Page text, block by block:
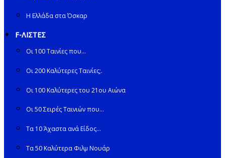
Η Ελλάδα στα Όσκαρ
F-ΛΙΣΤΕΣ
Οι 100 Ταινίες που…
Οι 200 Καλύτερες Ταινίες;.
Οι 100 Καλύτερες του 21ου Αιώνα
Οι 50 Σειρές Ταινιών που…
Τα 10 Άχαστα ανά Είδος…
Τα 50 Καλύτερα Φιλμ Νουάρ